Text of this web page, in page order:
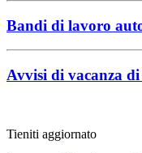
Bandi di lavoro
Avvisi di vacanza
Tieniti aggiornato